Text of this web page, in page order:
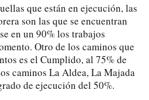
que están en ejecución, las
son las que se encuentran
en un 90% los trabajos
Otro de los caminos que
es el Cumplido, al 75% de
caminos La Aldea, La Majada
de ejecución del 50%.